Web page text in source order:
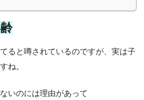
ると噂されているのですが、実は子
ね。
いのには理由があって